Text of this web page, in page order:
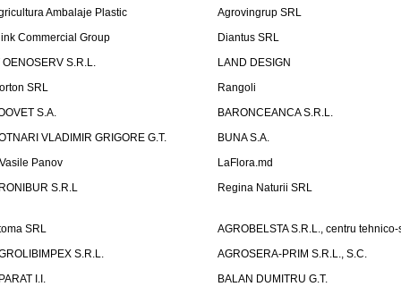
Ambalaje Plastic
Agrovingrup SRL
Commercial Group
Diantus SRL
OENOSERV S.R.L.
LAND DESIGN
SRL
Rangoli
S.A.
BARONCEANCA S.R.L.
VLADIMIR GRIGORE G.T.
BUNA S.A.
Panov
LaFlora.md
S.R.L
Regina Naturii SRL
SRL
AGROBELSTA S.R.L., centru
S.R.L.
AGROSERA-PRIM S.R.L., S.C.
I.I.
BALAN DUMITRU G.T.